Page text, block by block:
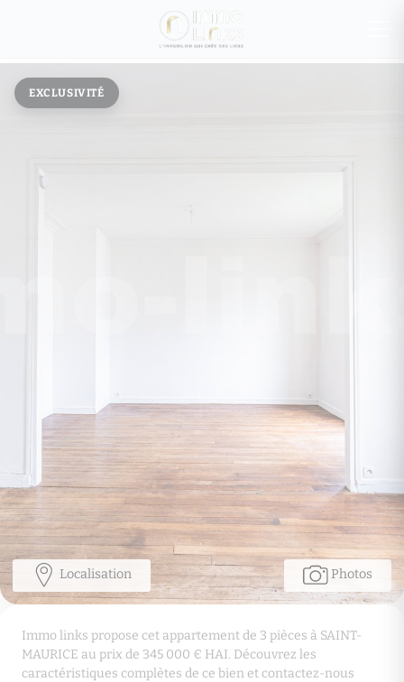
EXCLUSIVITÉ
Photos
Localisation
Immo links propose cet appartement de 3 pièces à SAINT-
MAURICE au prix de 345 000 € HAI. Découvrez les
caractéristiques complètes de ce bien et contactez-nous